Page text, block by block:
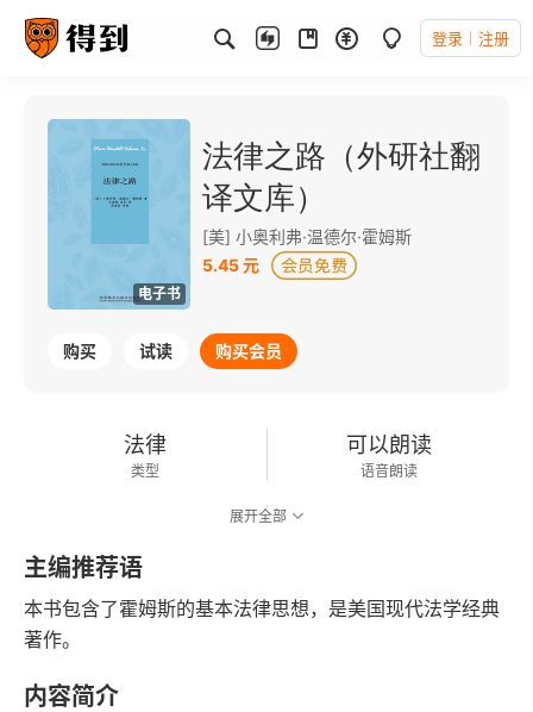
登录 注册
电子书
法律之路（外研社翻
译文库）
[美] 小奥利弗·温德尔·霍姆斯
5.45 元
购买 试读 购买会员
法律
类型
可以朗读
语音朗读
展开全部
主编推荐语
本书包含了霍姆斯的基本法律思想，是美国现代法学经典
著作。
内容简介